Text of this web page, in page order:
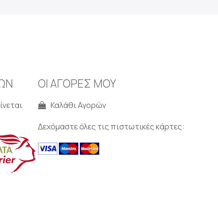
ΟΙ ΑΓΟΡΕΣ ΜΟΥ
Καλάθι Αγορών
Δεχόμαστε όλες τις πιστωτικές κάρτες: